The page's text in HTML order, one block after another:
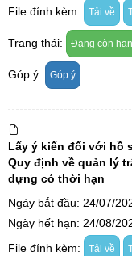
File đính kèm:
Tải về
Trạng thái: Đang còn hạn
Góp ý: Góp ý
Lấy ý kiến đối với hồ
Quy định về quản lý
dựng có thời hạn
Ngày bắt đầu: 24/07/
Ngày hết hạn: 24/08/
File đính kèm:
Tải về